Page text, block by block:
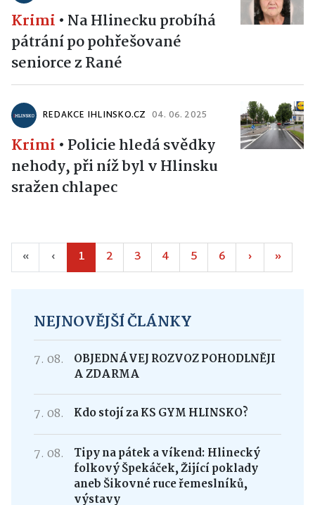
Krimi • Na Hlinecku probíhá
pátrání po pohřešované
seniorce z Rané
REDAKCE IHLINSKO.CZ 04. 06. 2025
Krimi • Policie hledá svědky
nehody, při níž byl v Hlinsku
sražen chlapec
« ‹ 1 2 3 4 5 6 › »
NEJNOVĚJŠÍ ČLÁNKY
7. 08.
OBJEDNÁVEJ ROZVOZ POHODLNĚJI
A ZDARMA
7. 08. Kdo stojí za KS GYM HLINSKO?
7. 08.
Tipy na pátek a víkend: Hlinecký
folkový Špekáček, Žijící poklady
aneb Šikovné ruce řemeslníků,
výstavy